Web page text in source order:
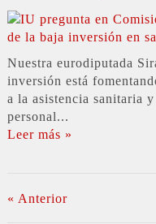
Nuestra eurodiputada
inversión está
a la asistencia sanitaria
personal...
Leer más »
« Anterior